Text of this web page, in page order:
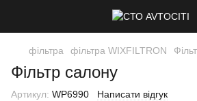
фільтра фільтра WIXFILTRON
Фільтр салону
Артикул: WP6990 Написати відгук